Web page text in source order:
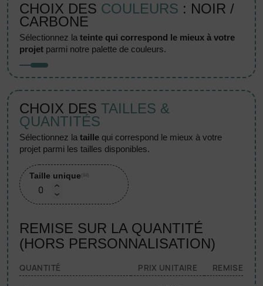
CHOIX DES COULEURS : NOIR /
CARBONE
sélectionnez lateinte qui correspond le mieux à votre
projet parmi notre palette de couleurs.
CHOIX DES TAILLES &
QUANTITÉS
sélectionnez lataille qui correspond le mieux à votre
projet parmi les tailles disponibles.
Taille unique (84)
REMISE SUR LA QUANTITÉ
(HORS PERSONNALISATION)
QUANTITÉ PRIX UNITAIRE REMISE